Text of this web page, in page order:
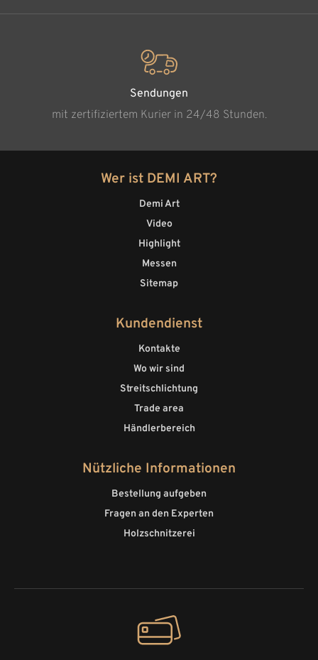
Sendungen
mit zertifiziertem Kurier in 24/48 Stunden.
Wer ist DEMI ART?
Demi Art
Video
Highlight
Messen
Sitemap
Kundendienst
Kontakte
Wo wir sind
Streitschlichtung
Trade area
Händlerbereich
Nützliche Informationen
Bestellung aufgeben
Fragen an den Experten
Holzschnitzerei